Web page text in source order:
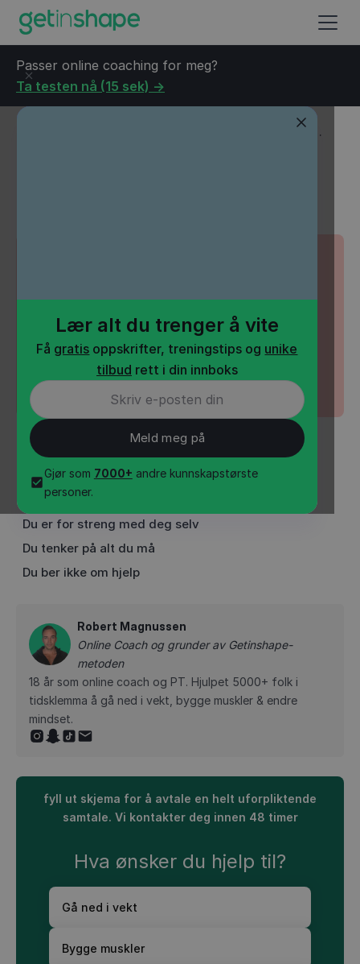
Passer online coaching for meg?
Ta testen nå (15 sek) ->
Lær alt du trenger å vite
Få gratis oppskrifter, treningstips og unike
tilbud rett i din innboks
Gjør som 7000+ andre kunnskapstørste
personer.
5 faktorer som ødelegger for
INNHOLD
Dietten er ikke tilpasset deg
Du er for lite opptatt av vaner
Du er for streng med deg selv
Du tenker på alt du må
Du ber ikke om hjelp
Robert Magnussen
Online Coach og grunder av Getinshape-
metoden
18 år som online coach og PT. Hjulpet 5000+ folk i
tidsklemma å gå ned i vekt, bygge muskler & endre
mindset.
fyll ut skjema for å avtale en helt uforpliktende
samtale. Vi kontakter deg innen 48 timer
Hva ønsker du hjelp til?
Gå ned i vekt
Bygge muskler